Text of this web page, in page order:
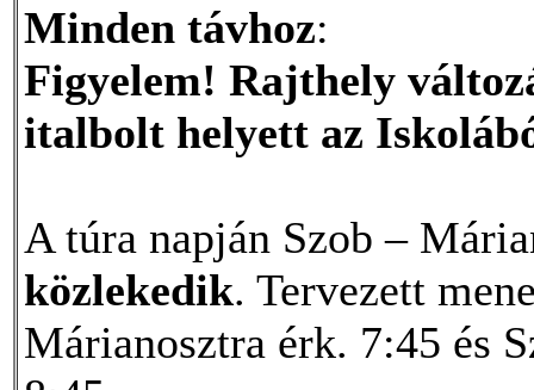
Minden távhoz:
Figyelem! Rajthely
italbolt helyett az
A túra napján Szob –
közlekedik. Tervezett
Márianosztra érk. 7:45 és